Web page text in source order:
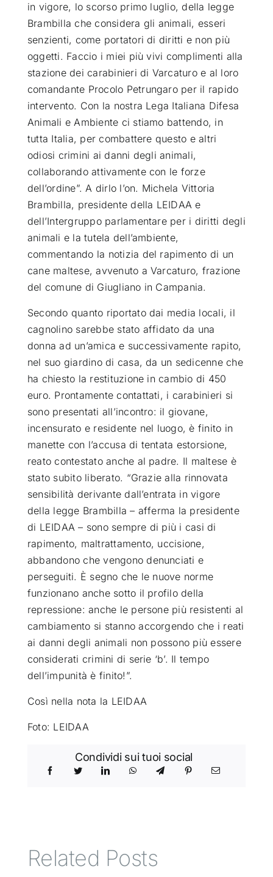
in vigore, lo scorso primo luglio, della legge
Brambilla che considera gli animali, esseri
senzienti, come portatori di diritti e non più
oggetti. Faccio i miei più vivi complimenti alla
stazione dei carabinieri di Varcaturo e al loro
comandante Procolo Petrungaro per il rapido
intervento. Con la nostra Lega Italiana Difesa
Animali e Ambiente ci stiamo battendo, in
tutta Italia, per combattere questo e altri
odiosi crimini ai danni degli animali,
collaborando attivamente con le forze
dell’ordine”. A dirlo l’on. Michela Vittoria
Brambilla, presidente della LEIDAA e
dell’Intergruppo parlamentare per i diritti degli
animali e la tutela dell’ambiente,
commentando la notizia del rapimento di un
cane maltese, avvenuto a Varcaturo, frazione
del comune di Giugliano in Campania.
Secondo quanto riportato dai media locali, il
cagnolino sarebbe stato affidato da una
donna ad un’amica e successivamente rapito,
nel suo giardino di casa, da un sedicenne che
ha chiesto la restituzione in cambio di 450
euro. Prontamente contattati, i carabinieri si
sono presentati all’incontro: il giovane,
incensurato e residente nel luogo, è finito in
manette con l’accusa di tentata estorsione,
reato contestato anche al padre. Il maltese è
stato subito liberato. “Grazie alla rinnovata
sensibilità derivante dall’entrata in vigore
della legge Brambilla – afferma la presidente
di LEIDAA – sono sempre di più i casi di
rapimento, maltrattamento, uccisione,
abbandono che vengono denunciati e
perseguiti. È segno che le nuove norme
funzionano anche sotto il profilo della
repressione: anche le persone più resistenti al
cambiamento si stanno accorgendo che i reati
ai danni degli animali non possono più essere
considerati crimini di serie ‘b’. Il tempo
dell’impunità è finito!”.
Così nella nota la LEIDAA
Foto: LEIDAA
Condividi sui tuoi social
Related Posts